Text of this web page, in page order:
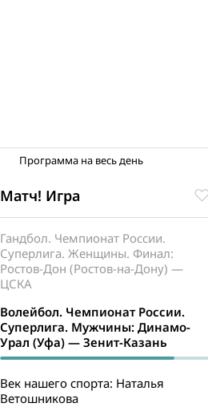
Программа на весь день
Матч! Игра
Гандбол. Чемпионат России.
Суперлига. Женщины. Финал:
Ростов-Дон (Ростов-на-Дону) —
ЦСКА
Волейбол. Чемпионат России.
Суперлига. Мужчины: Динамо-
Урал (Уфа) — Зенит-Казань
Век нашего спорта: Наталья
Ветошникова